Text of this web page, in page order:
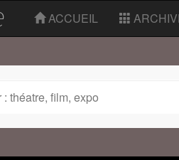
ACCUEIL